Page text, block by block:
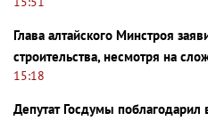
Глава алтайского Минстроя
строительства, несмотря на
15:18
Депутат Госдумы поблагодарил